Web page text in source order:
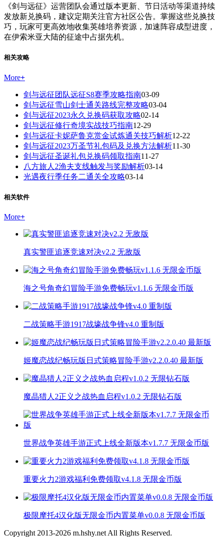
《剑与远征》运营团队会通过版本更新、节日活动等渠道持续
发放新兑换码，建议定期关注官方社区公告。掌握这些兑换技
巧，玩家可更高效地收集英雄培养资源，加速阵容成型进度，
在伊索米亚大陆的征途中占据先机。
相关攻略
More+
剑与远征团队远征S8赛季攻略指南03-09
剑与远征雪山剑士通关路线完整攻略03-04
剑与远征2023永久兑换码获取攻略02-14
剑与远征修行奇境实战技巧指南12-29
剑与远征卡妮萨鲁克赏金试炼通关技巧解析12-22
剑与远征2023万圣节礼包码及兑换方法解析11-30
剑与远征圣诞礼包兑换码领取指南11-27
八方旅人2渔夫支线触发与奖励解析03-14
光遇夜行季任务二通关全攻略03-14
相关软件
More+
真实警匪追逐竞速对决v2.2 无敌版
海之号角奇幻冒险手游免费畅玩v1.1.6 无限金币版
二战策略手游1917战壕战争锋v4.0 重制版
姬魔恋战纪畅玩版日式策略冒险手游v2.2.0.40 最新版
魔晶猎人2正义之战热血启程v1.0.2 无限钻石版
世界战争英雄手游正式上线全新版本v1.7.7 无限金币版
重要火力2游戏福利免费领取v4.1.8 无限金币版
极限摩托4汉化版无限金币内置菜单v0.0.8 无限金币版
Copyright 2013-2026 m.hshy.net All Rights Reserved.